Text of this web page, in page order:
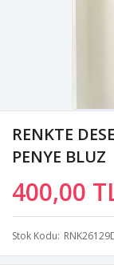
RENKTE
PENYE BLUZ
400,00
Stok Kodu